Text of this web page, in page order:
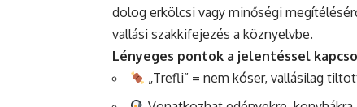
dolog erkölcsi vagy minőségi
vallási szakkifejezés a köznyelvbe.
Lényeges pontok a jelentéssel
„Trefli” = nem kóser, vallásilag